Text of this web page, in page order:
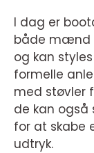
I dag er
både mænd
og kan
formelle
med støvler
de kan også
for at skabe
udtryk.